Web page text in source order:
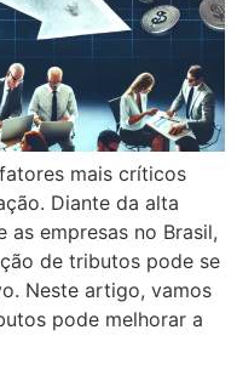
mais críticos
Diante da alta
empresas no Brasil,
de tributos pode se
Neste artigo, vamos
pode melhorar a